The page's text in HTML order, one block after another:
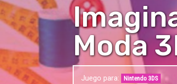
Moda
Juego para: Nintendo 3DS